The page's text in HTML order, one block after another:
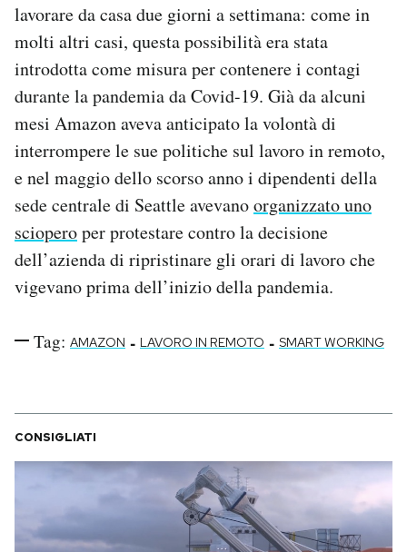
lavorare da casa due giorni a settimana: come in
molti altri casi, questa possibilità era stata
introdotta come misura per contenere i contagi
durante la pandemia da Covid-19. Già da alcuni
mesi Amazon aveva anticipato la volontà di
interrompere le sue politiche sul lavoro in remoto,
e nel maggio dello scorso anno i dipendenti della
sede centrale di Seattle avevanoorganizzato uno
scioperoper protestare contro la decisione
dell’azienda di ripristinare gli orari di lavoro che
vigevano prima dell’inizio della pandemia.
Tag: AMAZON - LAVORO IN REMOTO - SMART WORKING
CONSIGLIATI